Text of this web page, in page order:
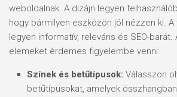
weboldalnak. A dizájn legyen
hogy bármilyen eszközön jól nézzen ki.
legyen informatív, releváns és SEO-barát.
elemeket érdemes figyelembe venni:
Színek és betűtípusok: Válasszon
betűtípusokat, amelyek összhangban